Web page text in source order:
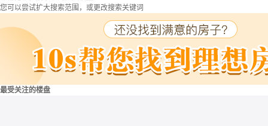
您可以尝试扩大搜索范围，或更改搜索关键词
最受关注的楼盘